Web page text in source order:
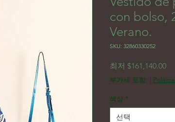
con bolso,
Verano.
SKU: 32860330252
최저 $161,140.00할
부가세 포함: |
색상 *
선택